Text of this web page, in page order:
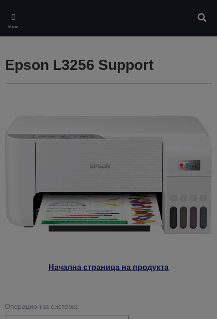
main
content
Меню
Начална страница на продукта
Epson L3256 Support
Операционна система: